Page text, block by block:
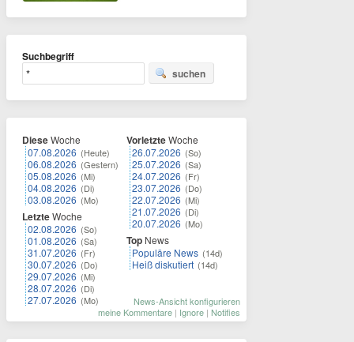
Suchbegriff
suchen
DieseWoche
07.08.2026 (Heute)
06.08.2026 (Gestern)
05.08.2026 (Mi)
04.08.2026 (Di)
03.08.2026 (Mo)
LetzteWoche
02.08.2026 (So)
01.08.2026 (Sa)
31.07.2026 (Fr)
30.07.2026 (Do)
29.07.2026 (Mi)
28.07.2026 (Di)
27.07.2026 (Mo)
VorletzteWoche
26.07.2026 (So)
25.07.2026 (Sa)
24.07.2026 (Fr)
23.07.2026 (Do)
22.07.2026 (Mi)
21.07.2026 (Di)
20.07.2026 (Mo)
Top News
Populäre News (14d)
Heiß diskutiert (14d)
News-Ansicht konfigurieren
meine Kommentare | Ignore | Notifies